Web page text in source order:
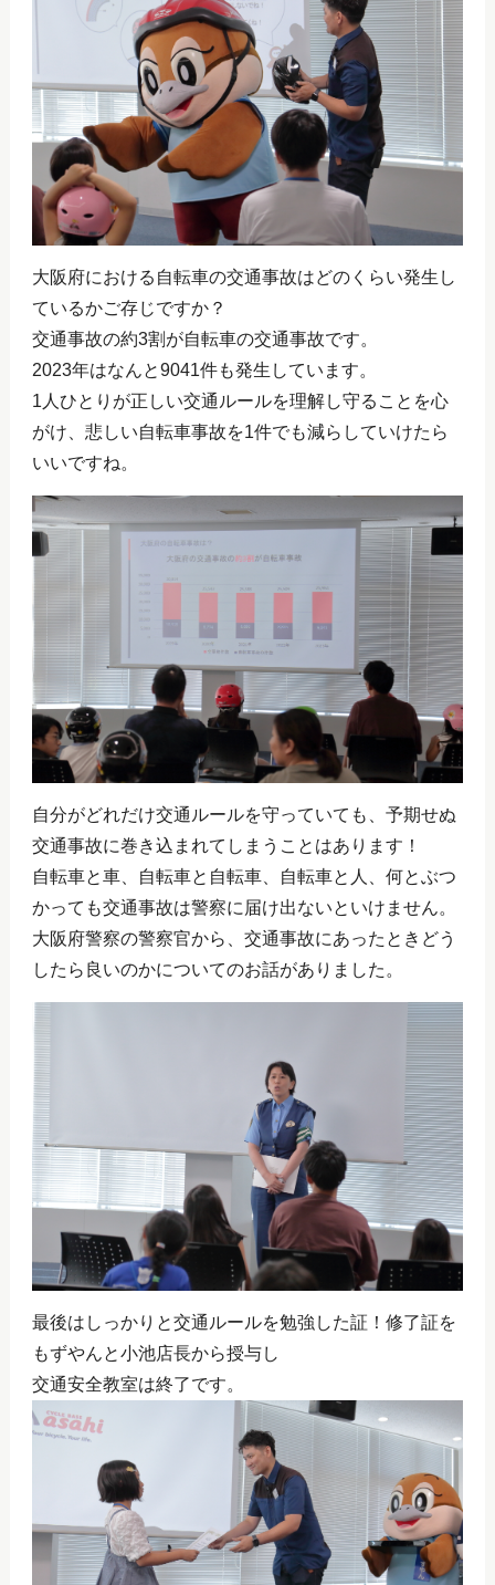
大阪府における自転車の交通事故はどのくらい発生し
ているかご存じですか？
交通事故の約3割が自転車の交通事故です。
2023年はなんと9041件も発生しています。
1人ひとりが正しい交通ルールを理解し守ることを心
がけ、悲しい自転車事故を1件でも減らしていけたら
いいですね。
自分がどれだけ交通ルールを守っていても、予期せぬ
交通事故に巻き込まれてしまうことはあります！
自転車と車、自転車と自転車、自転車と人、何とぶつ
かっても交通事故は警察に届け出ないといけません。
大阪府警察の警察官から、交通事故にあったときどう
したら良いのかについてのお話がありました。
最後はしっかりと交通ルールを勉強した証！修了証を
もずやんと小池店長から授与し
交通安全教室は終了です。